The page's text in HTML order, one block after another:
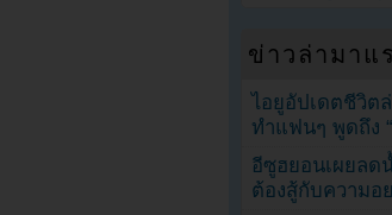
ข่าวล่ามาแ
ไอยูอัปเดตชีวิต
ทำแฟนๆ พูดถึง
อีซูฮยอนเผยลด
ต้องสู้กับความอ